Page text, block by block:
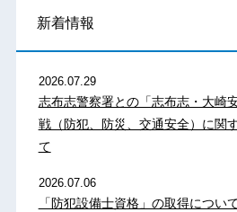
新着情報
2026.07.29
志布志警察署との「志布志・大崎
戦（防犯、防災、交通安全）に関
て
2026.07.06
「防犯設備士資格」の取得につい